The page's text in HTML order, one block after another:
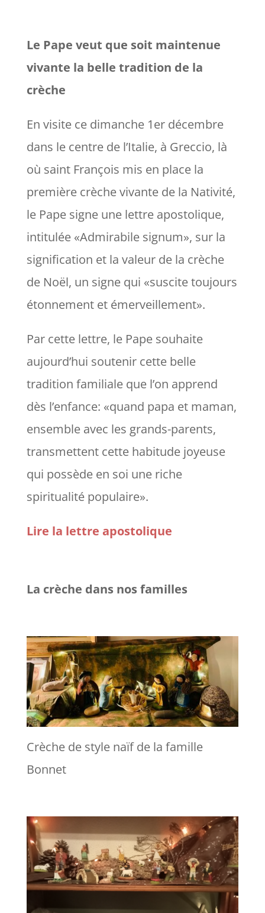
Le Pape veut que soit maintenue
vivante la belle tradition de la
crèche
En visite ce dimanche 1er décembre
dans le centre de l’Italie, à Greccio, là
où saint François mis en place la
première crèche vivante de la Nativité,
le Pape signe une lettre apostolique,
intitulée«Admirabile signum», sur la
signification et la valeur de la crèche
de Noël, un signe qui «suscite toujours
étonnement et émerveillement».
Par cette lettre, le Pape souhaite
aujourd’hui soutenir cette belle
tradition familiale que l’on apprend
dès l’enfance: «quand papa et maman,
ensemble avec les grands-parents,
transmettent cette habitude joyeuse
qui possède en soi une riche
spiritualité populaire».
Lire la lettre apostolique
La crèche dans nos familles
Crèche de style naïf de la famille
Bonnet